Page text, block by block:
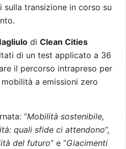
transizione in corso su
di Clean Cities
di un test applicato a 36
il percorso intrapreso per
a emissioni zero
“Mobilità sostenibile,
quali sfide ci attendono”,
del futuro” e “Giacimenti